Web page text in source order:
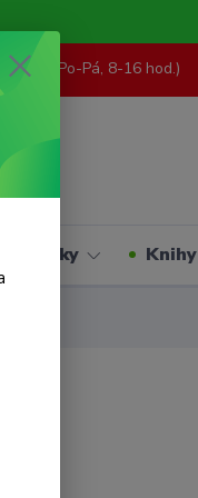
062 (Po-Pá, 8-16 hod.)
Hračky Knihy